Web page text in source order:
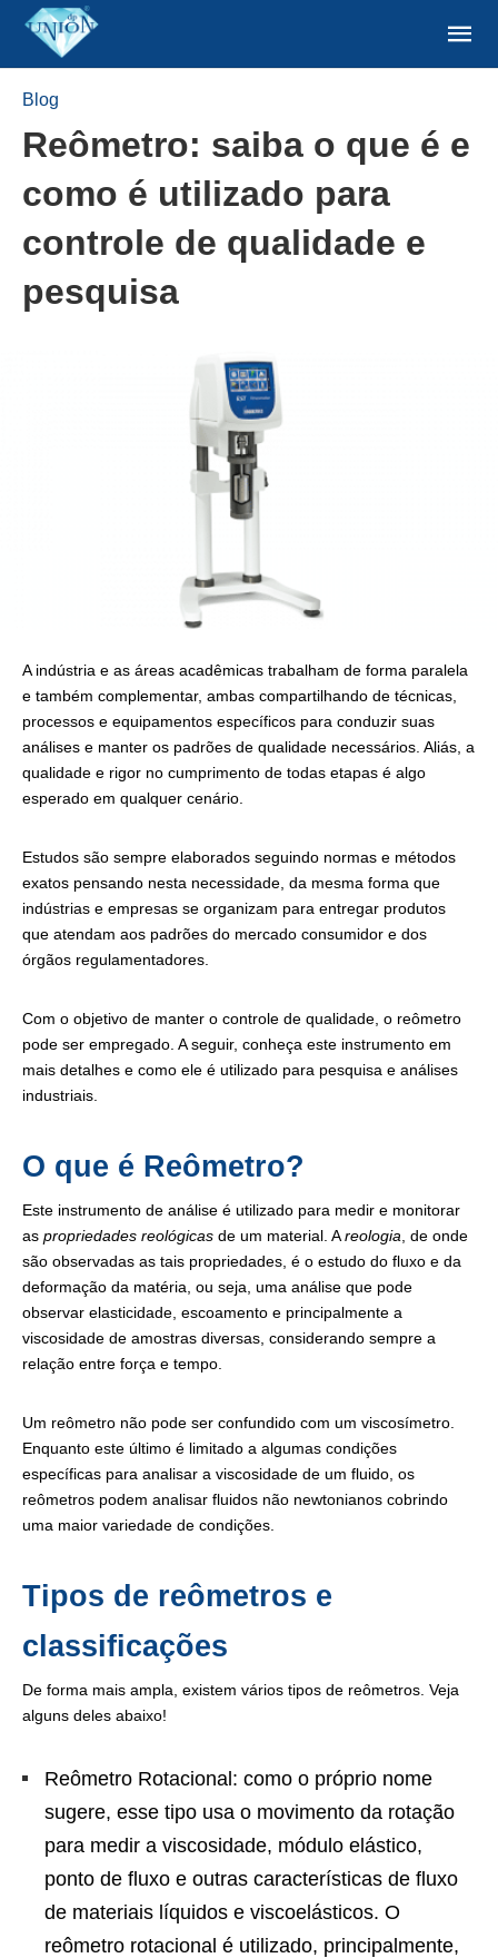
Blog
Reômetro: saiba o que é e
como é utilizado para
controle de qualidade e
pesquisa
A indústria e as áreas acadêmicas trabalham de forma paralela
e também complementar, ambas compartilhando de técnicas,
processos e equipamentos específicos para conduzir suas
análises e manter os padrões de qualidade necessários. Aliás, a
qualidade e rigor no cumprimento de todas etapas é algo
esperado em qualquer cenário.
Estudos são sempre elaborados seguindo normas e métodos
exatos pensando nesta necessidade, da mesma forma que
indústrias e empresas se organizam para entregar produtos
que atendam aos padrões do mercado consumidor e dos
órgãos regulamentadores.
Com o objetivo de manter o controle de qualidade, o reômetro
pode ser empregado. A seguir, conheça este instrumento em
mais detalhes e como ele é utilizado para pesquisa e análises
industriais.
O que é Reômetro?
Este instrumento de análise é utilizado para medir e monitorar
as propriedades reológicas de um material. Areologia , de onde
são observadas as tais propriedades, é o estudo do fluxo e da
deformação da matéria, ou seja, uma análise que pode
observar elasticidade, escoamento e principalmente a
viscosidade de amostras diversas, considerando sempre a
relação entre força e tempo.
Um reômetro não pode ser confundido com um viscosímetro.
Enquanto este último é limitado a algumas condições
específicas para analisar a viscosidade de um fluido, os
reômetros podem analisar fluidos não newtonianos cobrindo
uma maior variedade de condições.
Tipos de reômetros e
classificações
De forma mais ampla, existem vários tipos de reômetros. Veja
alguns deles abaixo!
Reômetro Rotacional: como o próprio nome
sugere, esse tipo usa o movimento da rotação
para medir a viscosidade, módulo elástico,
ponto de fluxo e outras características de fluxo
de materiais líquidos e viscoelásticos. O
reômetro rotacional é utilizado, principalmente,